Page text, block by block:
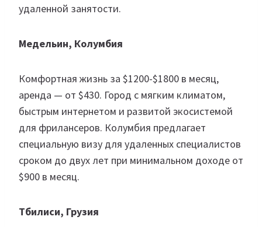
удаленной занятости.
Медельин, Колумбия
Комфортная жизнь за $1200-$1800 в месяц,
аренда — от $430. Город с мягким климатом,
быстрым интернетом и развитой экосистемой
для фрилансеров. Колумбия предлагает
специальную визу для удаленных специалистов
сроком до двух лет при минимальном доходе от
$900 в месяц.
Тбилиси, Грузия